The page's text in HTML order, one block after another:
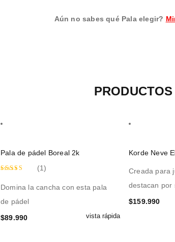
Aún no sabes qué Pala elegir?
vista rápida
Pala de pádel Boreal 2k
Valorado
de 5
(1)
Domina la cancha con esta pala
de pádel
$89.990
Korde Neve
Creada para
destacan por
$159.990